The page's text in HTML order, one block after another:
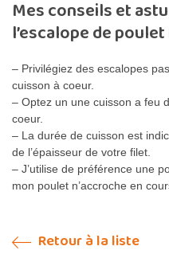
Mes conseils et
l’escalope de
– Privilégiez des escalopes
cuisson à coeur.
– Optez un une cuisson a feu
coeur.
– La durée de cuisson est
de l’épaisseur de votre filet.
– J’utilise de préférence une
mon poulet n’accroche en
Retour à la liste